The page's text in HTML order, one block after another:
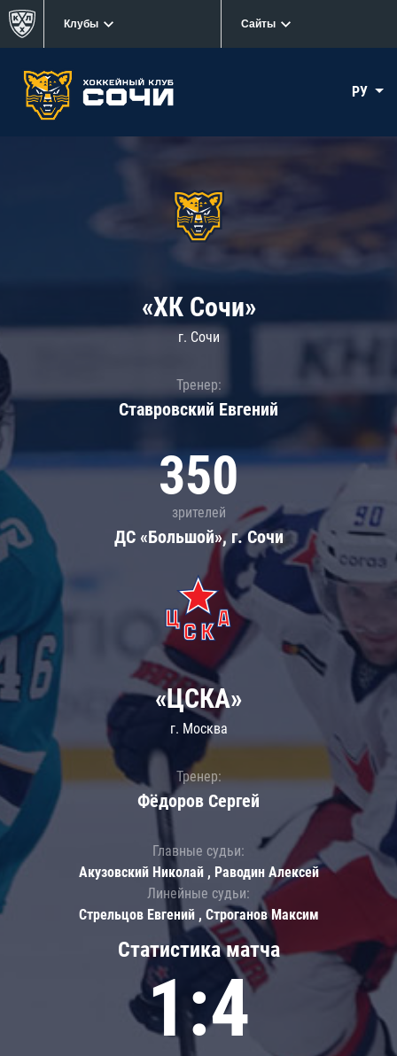
Клубы Сайты
РУ
«ХК Сочи»
г. Сочи
Тренер:
Ставровский Евгений
350
зрителей
ДС «Большой», г. Сочи
Статистика матча
1:4
«ЦСКА»
г. Москва
Тренер:
Фёдоров Сергей
Главные судьи:
Акузовский Николай , Раводин Алексей
Линейные судьи:
Стрельцов Евгений , Строганов Максим